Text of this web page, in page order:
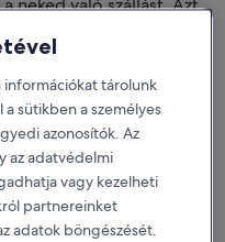
neked való szállást. Azt
hogy megtaláld a
Androidra
információkat tárolunk
sütikben a személyes
azonosítók. Az
az adatvédelmi
vagy kezelheti
partnereinket
adatok böngészését.